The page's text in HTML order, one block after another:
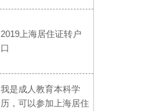
2019上海居住证转户
口
我是成人教育本科学
历，可以参加上海居住